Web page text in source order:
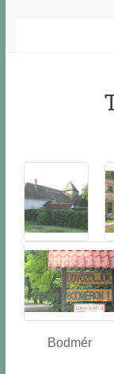
Óbarok
Bodmér